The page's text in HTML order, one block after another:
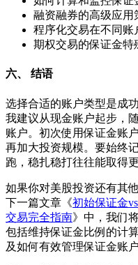
融资融券的高级应用
程序化交易在不同账
期权交易的保证金特
六、 结语
选择合适的账户类型是成
我建议从现金账户起步，
账户。初次使用保证金账
再加大投资规模。要始终
跑，稳扎稳打往往能取得
如果你对美股投资还有其
下一篇文章《初始保证金
交易完全指南》中，我们
包括维持保证金比例的计
及如何有效管理保证金账